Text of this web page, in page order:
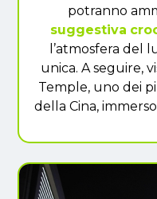
potranno
suggestiva
l’atmosfera del
unica. A seguire,
Temple, uno dei
della Cina,